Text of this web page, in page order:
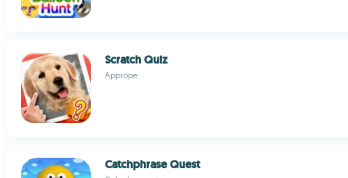
Scratch Quiz
Apprope
Catchphrase Quest